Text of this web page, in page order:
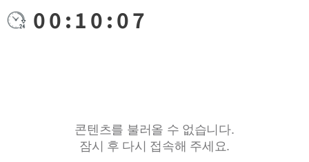
00:10:06
콘텐츠를 불러올 수 없습니다.
잠시 후 다시 접속해 주세요.